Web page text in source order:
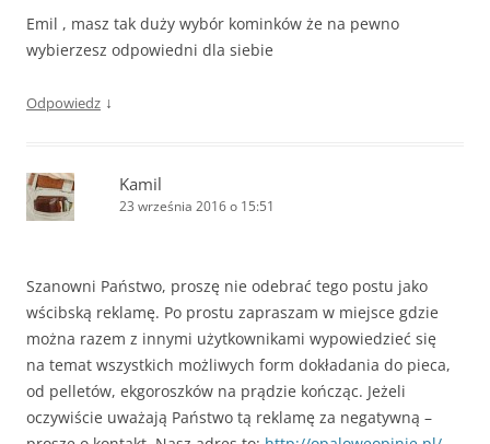
Emil , masz tak duży wybór kominków że na pewno
wybierzesz odpowiedni dla siebie
Odpowiedz ↓
Kamil
23 września 2016 o 15:51
Szanowni Państwo, proszę nie odebrać tego postu jako
wścibską reklamę. Po prostu zapraszam w miejsce gdzie
można razem z innymi użytkownikami wypowiedzieć się
na temat wszystkich możliwych form dokładania do pieca,
od pelletów, ekgoroszków na prądzie kończąc. Jeżeli
oczywiście uważają Państwo tą reklamę za negatywną –